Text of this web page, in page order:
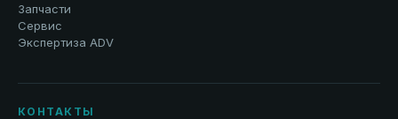
Запчасти
Сервис
Экспертиза ADV
КОНТАКТЫ